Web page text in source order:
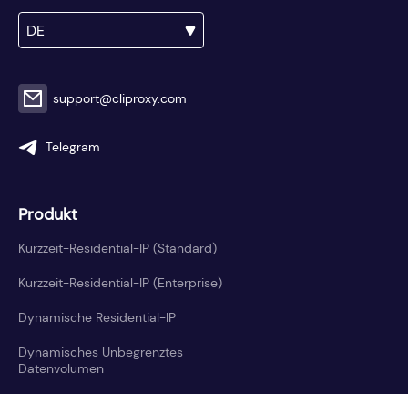
DE
support@cliproxy.com
Telegram
Produkt
Kurzzeit-Residential-IP (Standard)
Kurzzeit-Residential-IP (Enterprise)
Dynamische Residential-IP
Dynamisches Unbegrenztes
Datenvolumen